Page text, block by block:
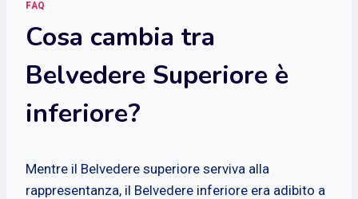
FAQ
Cosa cambia tra
Belvedere Superiore è
inferiore?
Mentre il Belvedere superiore serviva alla
rappresentanza, il Belvedere inferiore era adibito a